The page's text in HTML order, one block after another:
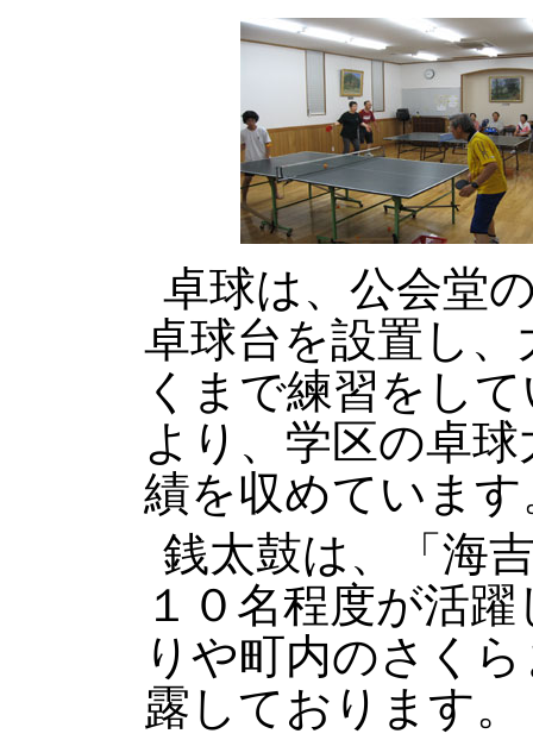
卓球は、公会堂
卓球台を設置し
くまで練習をし
より、学区の卓
績を収めています
銭太鼓は、「海
１０名程度が活
りや町内のさく
露しております。